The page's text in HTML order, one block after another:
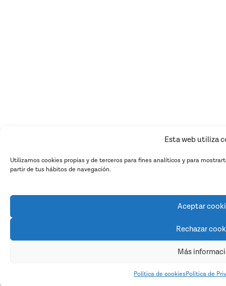
Esta web utiliza
Utilizamos cookies propias y de terceros para fines analíticos y para
partir de tus hábitos de navegación.
Aceptar
Rechazar
Más
Política de cookiesPolítica de